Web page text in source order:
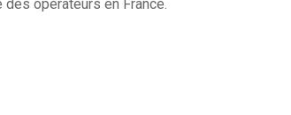
des opérateurs en France.